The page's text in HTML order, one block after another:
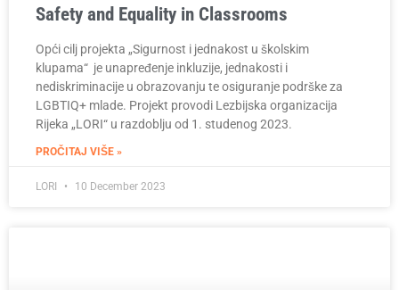
Safety and Equality in Classrooms
Opći cilj projekta „Sigurnost i jednakost u školskim
klupama“ je unapređenje inkluzije, jednakosti i
nediskriminacije u obrazovanju te osiguranje podrške za
LGBTIQ+ mlade. Projekt provodi Lezbijska organizacija
Rijeka „LORI“ u razdoblju od 1. studenog 2023.
PROČITAJ VIŠE »
LORI 10 December 2023